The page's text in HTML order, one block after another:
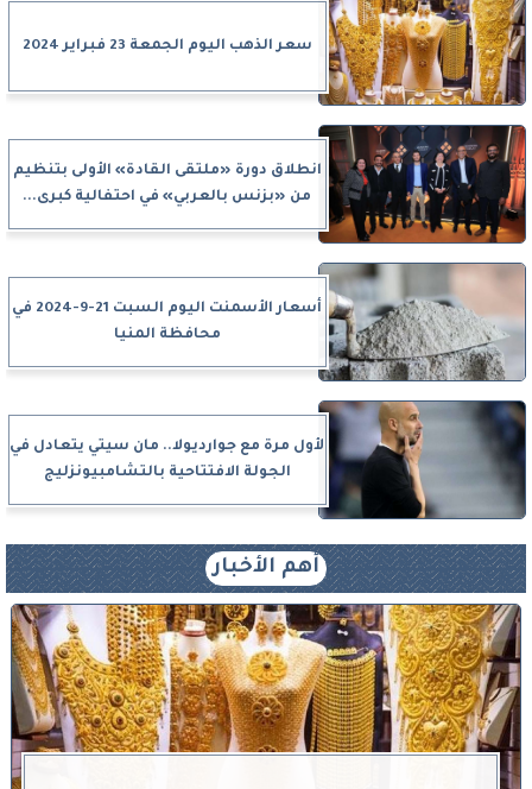
سعر الذهب اليوم الجمعة 23 فبراير 2024
انطلاق دورة «ملتقى القادة» الأولى بتنظيم
من «بزنس بالعربي» في احتفالية كبرى...
أسعار الأسمنت اليوم السبت 21-9-2024 في
محافظة المنيا
لأول مرة مع جوارديولا.. مان سيتي يتعادل في
الجولة الافتتاحية بالتشامبيونزليج
أهم الأخبار